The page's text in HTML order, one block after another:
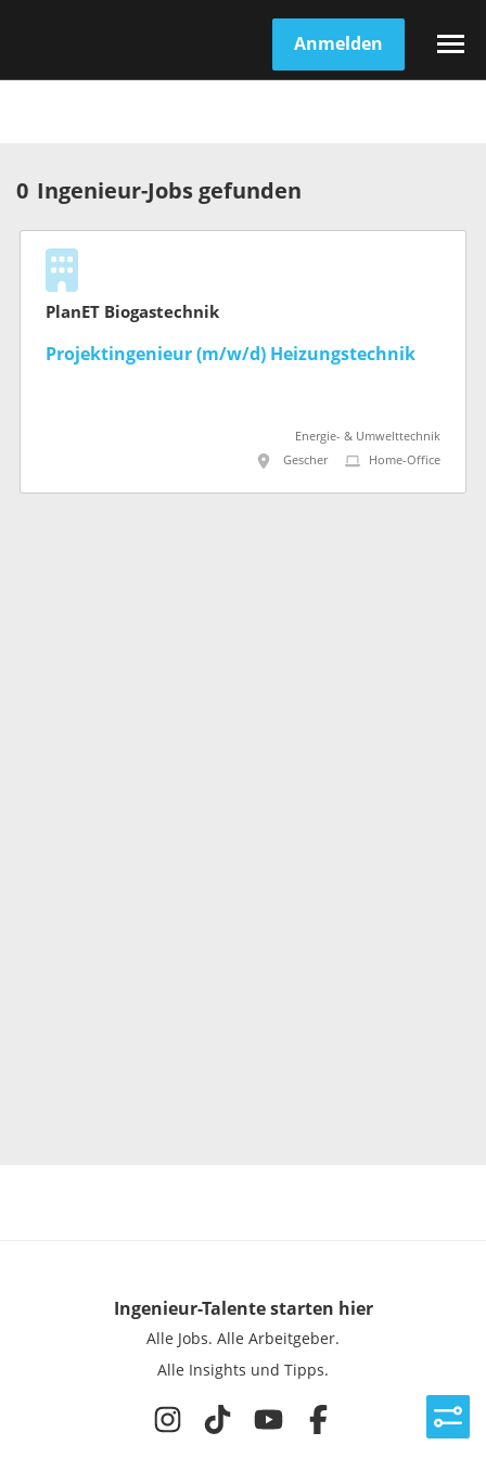
Anmelden
0 Ingenieur-Jobs gefunden
PlanET Biogastechnik
Projektingenieur (m/w/d) Heizungstechnik
Energie- & Umwelttechnik
Gescher
Home-Office
Ingenieur-Talentestarten hier
Alle Jobs. Alle Arbeitgeber.
Alle Insights und Tipps.